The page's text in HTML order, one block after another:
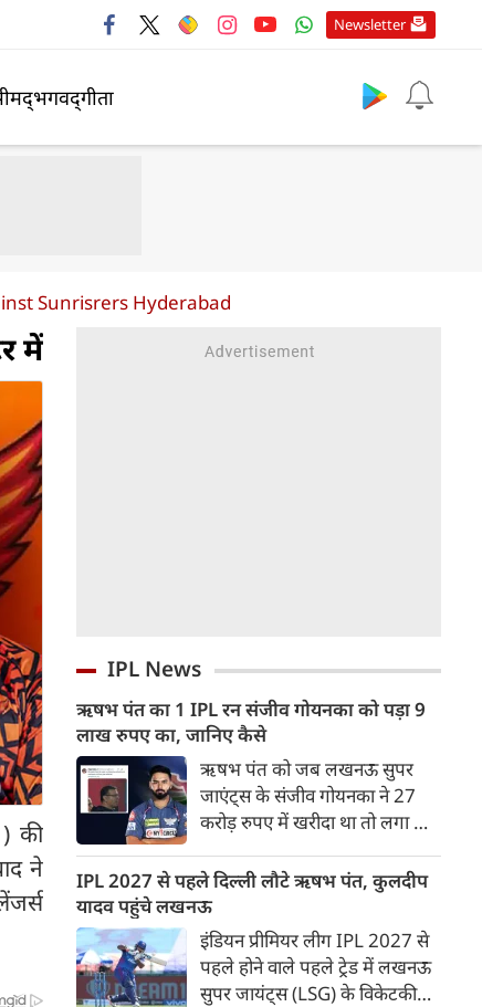
Newsletter
Sunrisrers Hyderabad
में
की
ने
IPL News
ऋषभ पंत का 1 IPL रन संजीव गोयनका को पड़ा 9
लाख रुपए का, जानिए कैसे
ऋषभ पंत को जब लखनऊ सुपर
जाएंट्स के संजीव गोयनका ने 27
करोड़ रुपए में खरीदा था तो लगा था
पहुंचाएंग लेकिन उनका खुदका बल्ला
इतना शांत रहा कि लखनऊ गहराई में
पहुंच गई।
IPL 2027 से पहले दिल्ली लौटे ऋषभ पंत, कुलदीप
यादव पहुंचे लखनऊ
इंडियन प्रीमियर लीग IPL 2027 से
पहले होने वाले पहले ट्रेड में लखनऊ
सुपर जायंट्स (LSG) के विकेटकीपर-